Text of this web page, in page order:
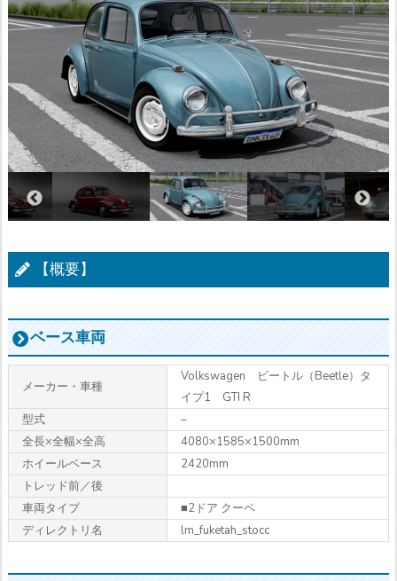
【概要】
ベース車両
メーカー・車種
Volkswagen ビートル（Beetle）タ
イプ1 GTI R
型式
–
全長×全幅×全高
4080×1585×1500mm
ホイールベース
2420mm
トレッド前／後
車両タイプ
■2ドア クーペ
ディレクトリ名
lm_fuketah_stocc